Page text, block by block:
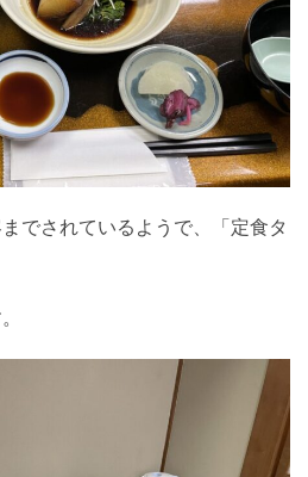
でされているようで、「定食タ